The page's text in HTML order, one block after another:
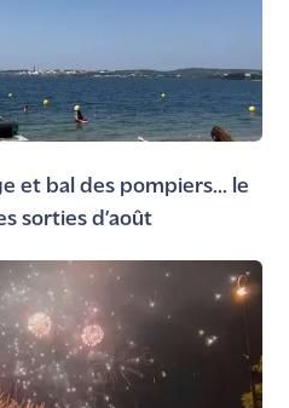
et bal des pompiers... le
sorties d’août